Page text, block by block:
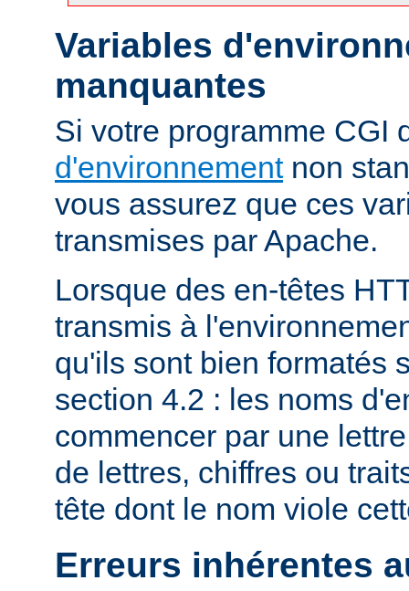
Variables
manquantes
Si votre programme CGI
d'environnementnon
vous assurez que ces
transmises par Apache.
Lorsque des en-têtes
transmis à
qu'ils sont bien formatés
section 4.2 : les noms
commencer par une
de lettres, chiffres ou
tête dont le nom viole
Erreurs inhérentes